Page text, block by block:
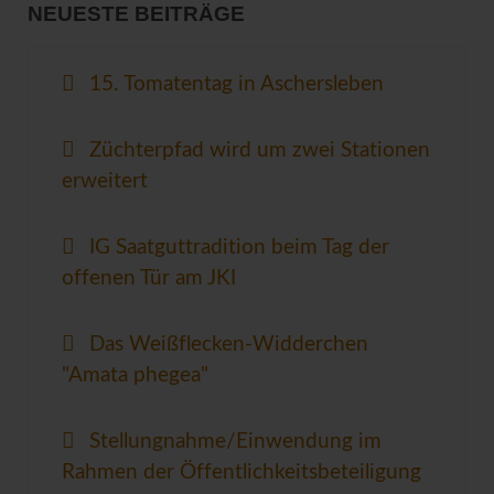
NEUESTE BEITRÄGE
15. Tomatentag in Aschersleben
Züchterpfad wird um zwei Stationen
erweitert
IG Saatguttradition beim Tag der
offenen Tür am JKI
Das Weißflecken-Widderchen
"Amata phegea"
Stellungnahme/Einwendung im
Rahmen der Öffentlichkeitsbeteiligung